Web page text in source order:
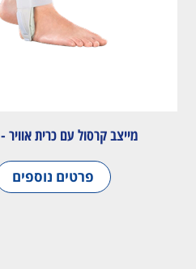
מייצב קרסול עם כרית אוויר - MEDI
פרטים נוספים